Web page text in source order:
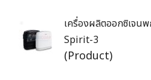
เครื่องผลิตออกซิเจน
Spirit-3
(Product)